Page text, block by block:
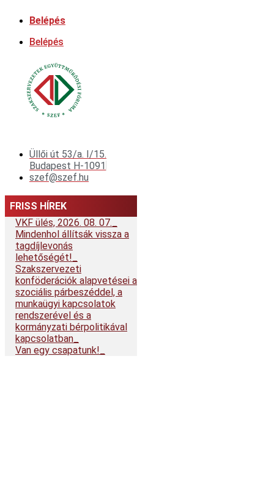
Belépés
Belépés
Üllői út 53/a. I/15.
Budapest H-1091
szef@szef.hu
FRISS HÍREK
VKF ülés, 2026. 08. 07.
Mindenhol állítsák vissza a
tagdíjlevonás
lehetőségét!
Szakszervezeti
konföderációk alapvetései a
szociális párbeszéddel, a
munkaügyi kapcsolatok
rendszerével és a
kormányzati bérpolitikával
kapcsolatban
Van egy csapatunk!